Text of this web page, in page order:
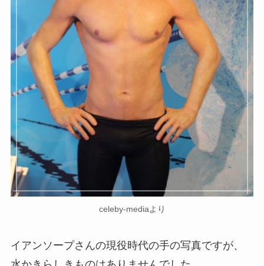
celeby-mediaより
イアンソープさんの現役時代の手の写真ですが、